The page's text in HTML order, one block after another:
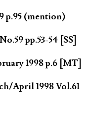
p.95 (mention)
pp.53-54 [SS]
1998 p.6 [MT]
April 1998 Vol.61